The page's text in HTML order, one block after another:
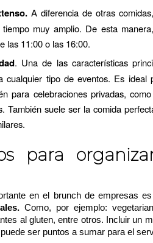
A diferencia de otras
muy amplio. De esta
las 11:00 o las 16:00.
. Una de las características
cualquier tipo de eventos. Es ideal
para celebraciones privadas,
También suele ser la comida
para
en el brunch de empresas es
Como, por ejemplo:
al gluten, entre otros. Incluir un
ser puntos a sumar para el